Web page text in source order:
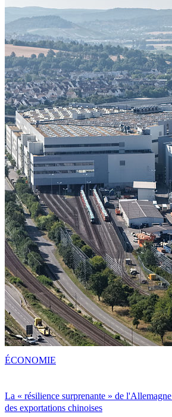
La « résilience surprenante » de
des exportations chinoises
ÉCONOMIE